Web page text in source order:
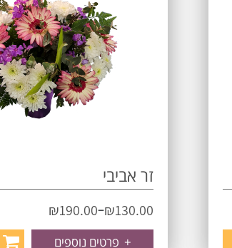
זר אביבי
₪130.00
–
₪190.00
+ פרטים נוספים